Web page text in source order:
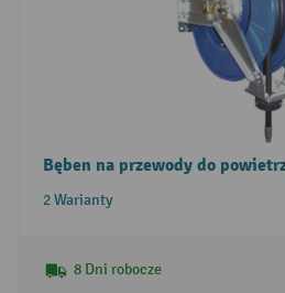
Bęben na przewody do
2 Warianty
8 Dni robocze